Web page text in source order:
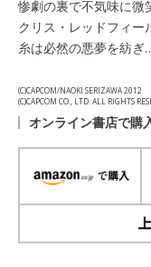
惨劇の裏で不気味に微
クリス・レッドフィー
糸は必然の悪夢を紡ぎ…
(C)CAPCOM/NAOKI SERIZAWA 2012
(C)CAPCOM CO., LTD. ALL RIGHTS
オンライン書店で購